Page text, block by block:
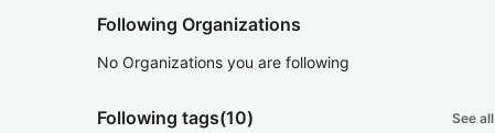
Following Organizations
No Organizations you are following
Following tags(10) See all